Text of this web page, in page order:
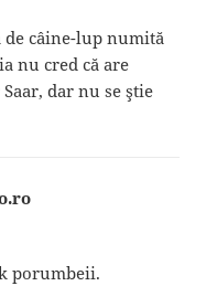
de câine-lup numită
nu cred că are
dar nu se ştie
porumbeii.